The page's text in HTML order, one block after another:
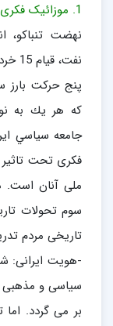
1. موزائیک فکری مردم ایران
نهضت
پنج حركت بارز
كه هر يك به
جامعه سياسي
فکری تحت
ملی آنان
سوم تحولات
تاریخی مردم
-هویت ایرانی:
سیاسی و مذهبی
بر می گردد.